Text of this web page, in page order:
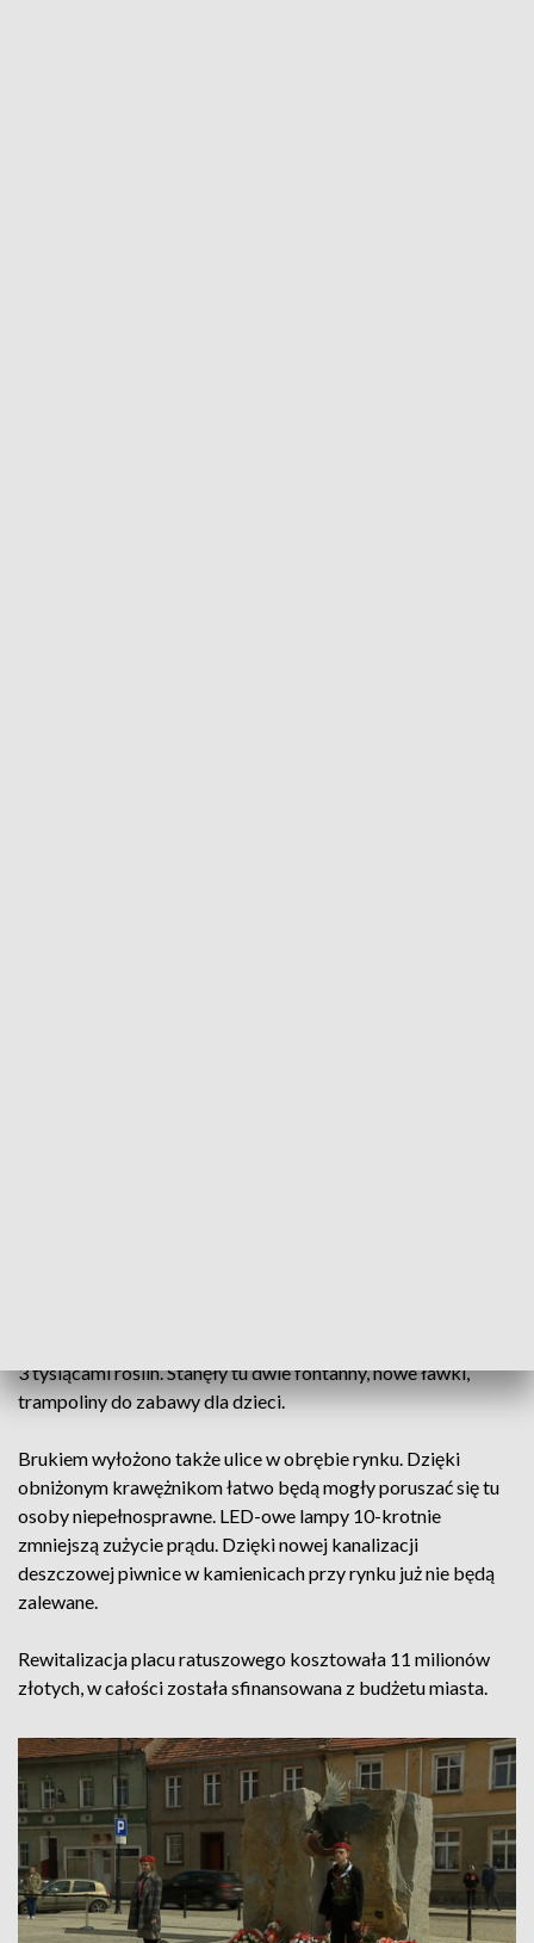
3 tysiącami roślin. Stanęły tu dwie fontanny, nowe ławki,
trampoliny do zabawy dla dzieci.
Brukiem wyłożono także ulice w obrębie rynku. Dzięki
obniżonym krawężnikom łatwo będą mogły poruszać się tu
osoby niepełnosprawne. LED-owe lampy 10-krotnie
zmniejszą zużycie prądu. Dzięki nowej kanalizacji
deszczowej piwnice w kamienicach przy rynku już nie będą
zalewane.
Rewitalizacja placu ratuszowego kosztowała 11 milionów
złotych, w całości została sfinansowana z budżetu miasta.